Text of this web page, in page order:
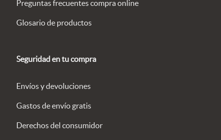
Preguntas frecuentes compra online
Glosario de productos
Seguridad en tu compra
Envíos y devoluciones
Gastos de envío gratis
Derechos del consumidor